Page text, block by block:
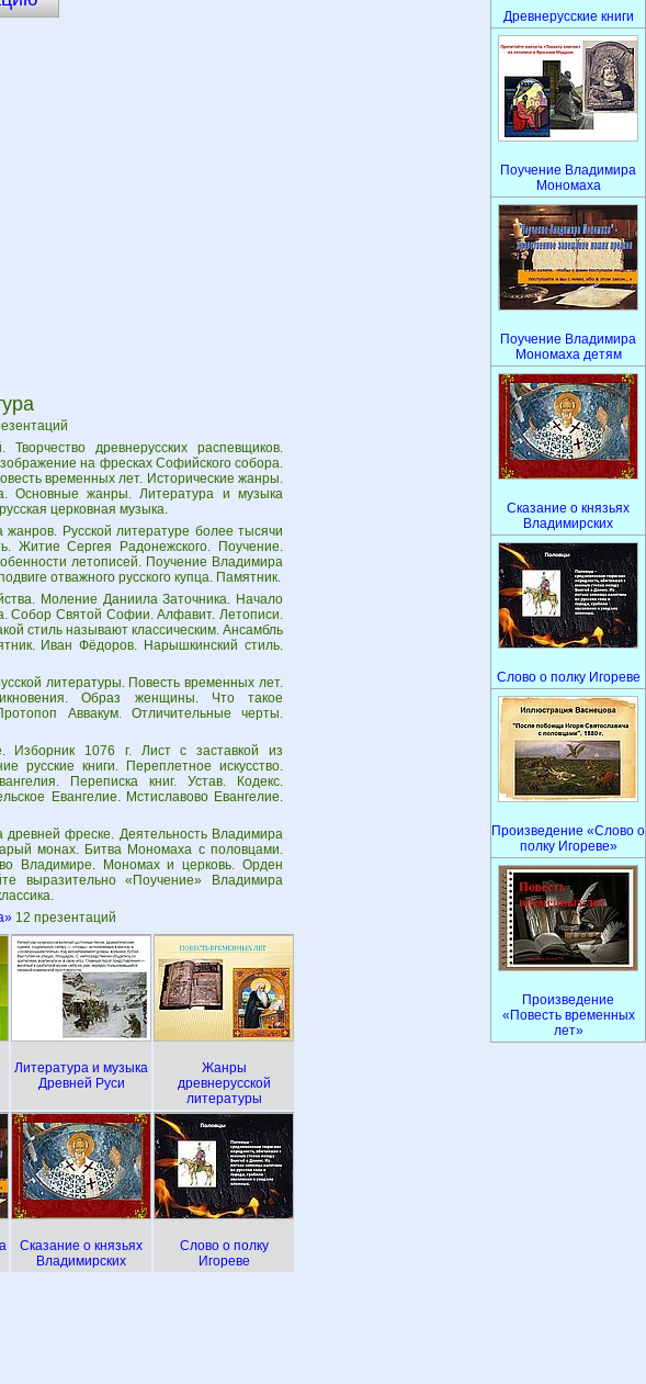
древнерусских распевщиков.
на фресках Софийского собора.
временных лет. Исторические жанры.
Основные жанры. Литература и музыка
церковная музыка.
Русской литературе более тысячи
Житие Сергея Радонежского. Поучение.
летописей. Поучение Владимира
отважного русского купца. Памятник.
Моление Даниила Заточника. Начало
Собор Святой Софии. Алфавит. Летописи.
стиль называют классическим. Ансамбль
Иван Фёдоров. Нарышкинский стиль.
литературы. Повесть временных лет.
Образ женщины. Что такое
Аввакум. Отличительные черты.
Изборник 1076 г. Лист с заставкой из
русские книги. Переплетное искусство.
Переписка книг. Устав. Кодекс.
Евангелие. Мстиславово Евангелие.
фреске. Деятельность Владимира
монах. Битва Мономаха с половцами.
Владимире. Мономах и церковь. Орден
выразительно «Поучение» Владимира
12 презентаций
Литература и музыка
Древней Руси
Жанры
древнерусской
литературы
Сказание о князьях
Владимирских
Слово о полку
Игореве
Древнерусские книги
Поучение Владимира
Мономаха
Поучение Владимира
Мономаха детям
Сказание о князьях
Владимирских
Слово о полку Игореве
Произведение «Слово о
полку Игореве»
Произведение
«Повесть временных
лет»